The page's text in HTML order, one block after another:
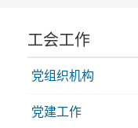
工会工作
党组织机构
党建工作